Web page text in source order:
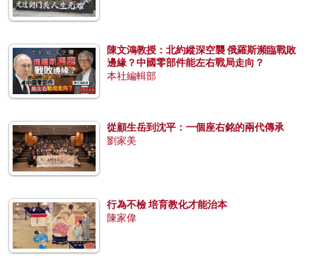
陳文鴻教授：北約縱深空襲 俄羅斯瀕臨戰敗
邊緣？中國零部件能左右戰局走向？
本社編輯部
從顧生岳到沈平：一個座右銘的兩代傳承
劉家美
行為不檢 培育教化才能治本
陳家偉